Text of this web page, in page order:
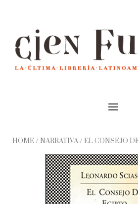
Menu
HOME/ NARRATIVA/ EL CONSEJO